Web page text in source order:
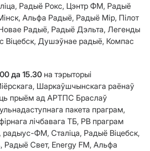
Радыё Рокс, Цэнтр ФМ, Радыё
Альфа Радыё, Радыё Мiр, Пілот
Радыё, Радыё Дэльта, Легенды
Віцебск, Душэўнае радыё, Компас
да 15.30 на тэрыторыі
Шаркаўшчынскага раёнаў
прыём ад АРТПС Браслаў
пакета праграм,
лічбавага ТБ, РВ праграм
радыус-ФМ, Сталіца, Радыё Віцебск,
Радыё Свет, Energy FM, Альфа